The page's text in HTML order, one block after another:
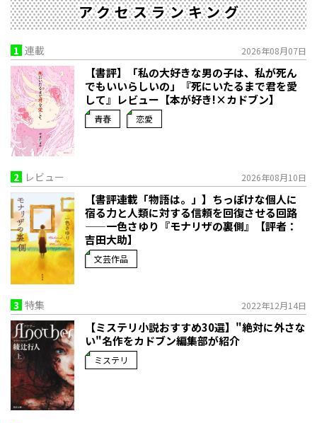
アクセスランキング
1 連載 2026年08月07日
【書評】「私の大好きな男の子は、私が死ん
でもいいらしいの」――『死にいたるまで君を愛
して』レビュー【本が好き!×カドブン】
青春 恋愛
2 レビュー 2026年08月10日
【書評連載「物語は。」】ちっぽけな個人に
宿る力と人類に対する信頼を回復させる回路
——一色さゆり『モナリザの裏側』【評者：
吉田大助】
文芸作品
3 特集 2022年12月14日
【ミステリ小説おすすめ30選】"絶対に外さな
い"名作をカドブン編集部が紹介
ミステリ